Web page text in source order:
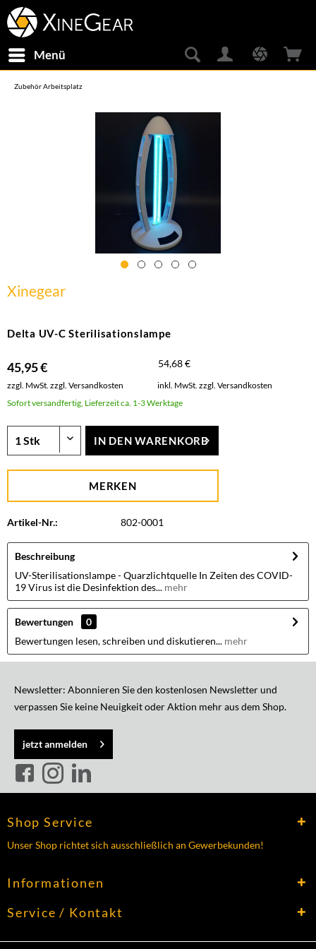
Menü
Zubehör Arbeitsplatz
Xinegear
Delta UV-C Sterilisationslampe
45,95 € 54,68 €
zzgl. MwSt. zzgl. Versandkosten inkl. MwSt. zzgl. Versandkosten
Sofort versandfertig, Lieferzeit ca. 1-3 Werktage
IN DEN WARENKORB
MERKEN
Artikel-Nr.: 802-0001
Beschreibung
UV-Sterilisationslampe - Quarzlichtquelle In Zeiten des COVID-
19 Virus ist die Desinfektion des... mehr
Bewertungen
0
Bewertungen lesen, schreiben und diskutieren... mehr
Newsletter: Abonnieren Sie den kostenlosen Newsletter und
verpassen Sie keine Neuigkeit oder Aktion mehr aus dem Shop.
jetzt anmelden
Shop Service
Unser Shop richtet sich ausschließlich an Gewerbekunden!
Informationen
Service / Kontakt